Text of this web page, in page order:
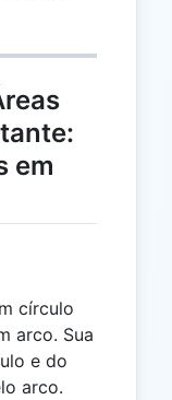
em
círculo
arco. Sua
e do
arco.